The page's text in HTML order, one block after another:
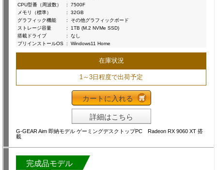
CPU型番（周波数）
:
7500F
メモリ（標準）
:
32GB
グラフィック機能
:
その他グラフィックボード
ストレージ容量
:
1TB (M.2 NVMe SSD)
搭載ドライブ
:
なし
プリインストールOS : Windows11 Home
在庫状況
1～3日程度で出荷予定
カートに入れる
詳細はこちら
G-GEAR Aim 即納モデル ゲーミングデスクトップPC Radeon RX 9060 XT 搭
載
完成品モデル